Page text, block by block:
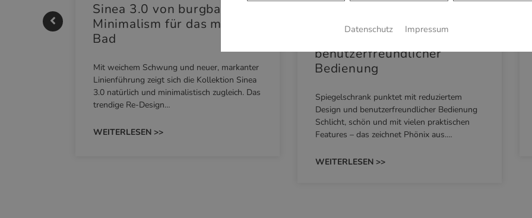
Sinea 3.0 von burgbad: Soft
Minimalism für das moderne
Bad
Mit weichem Schwung und neuer, markanter
Linienführung zeigt sich die Kollektion Sinea
3.0 natürlich und minimalistisch zugleich. Das
trendige Re-Design…
WEITERLESEN >>
Spiegelschrank punktet mit
reduziertem Design und
benutzerfreundlicher
Bedienung
Spiegelschrank punktet mit reduziertem
Design und benutzerfreundlicher Bedienung
Schlicht, schön und mit vielen praktischen
Features – das zeichnet Phönix aus.…
WEITERLESEN >>
Datenschutz Impressum